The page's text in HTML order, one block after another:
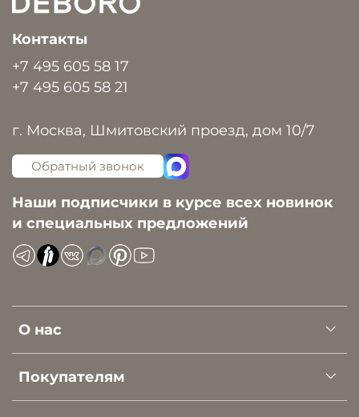
О нас
Покупателям
Контакты
+7 495 605 58 17
+7 495 605 58 21
г. Москва, Шмитовский проезд, дом 10/7
Обратный звонок
Наши подписчики в курсе всех новинок
и специальных предложений